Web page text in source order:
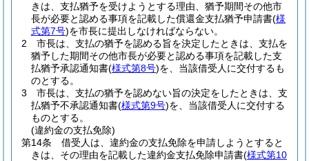
きは、支払猶予を受けようとする理由、猶予期間その他市
長が必要と認める事項を記載した償還金支払猶予申請書(様
式第7号)を市長に提出しなければならない。
2
市長は、支払の猶予を認める旨を決定したときは、支払を
猶予した期間その他市長が必要と認める事項を記載した支
払猶予承認通知書(様式第8号)を、当該借受人に交付するも
のとする。
3
市長は、支払の猶予を認めない旨の決定をしたときは、支
払猶予不承認通知書(様式第9号)を、当該借受人に交付する
ものとする。
(違約金の支払免除)
第14条
借受人は、違約金の支払免除を申請しようとすると
きは、その理由を記載した違約金支払免除申請書(様式第10